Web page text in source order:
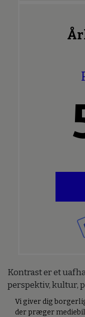
Kontrast er et
perspektiv, kultur,
Vi giver dig
der præger